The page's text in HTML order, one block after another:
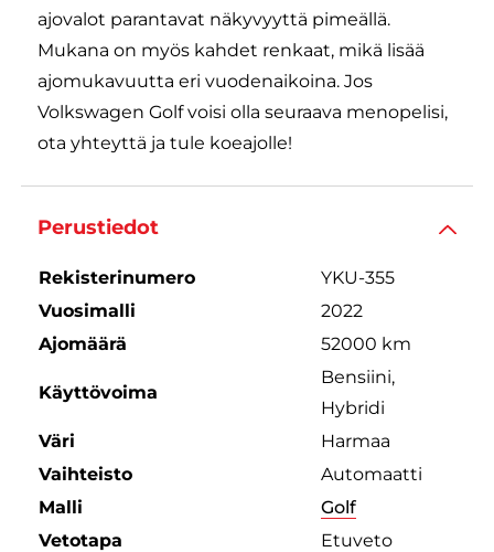
ajovalot parantavat näkyvyyttä pimeällä.
Mukana on myös kahdet renkaat, mikä lisää
ajomukavuutta eri vuodenaikoina. Jos
Volkswagen Golf voisi olla seuraava menopelisi,
ota yhteyttä ja tule koeajolle!
Perustiedot
Rekisterinumero
YKU-355
Vuosimalli
2022
Ajomäärä
52000 km
Käyttövoima
Bensiini,
Hybridi
Väri
Harmaa
Vaihteisto
Automaatti
Malli
Golf
Vetotapa
Etuveto